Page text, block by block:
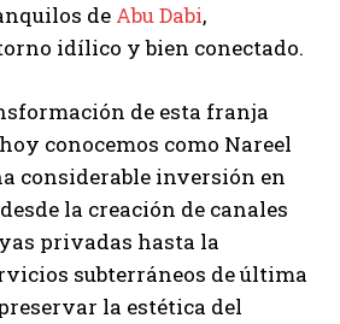
de Abu Dabi,
idílico y bien conectado.
de esta franja
conocemos como Nareel
considerable inversión en
la creación de canales
privadas hasta la
subterráneos de última
la estética del